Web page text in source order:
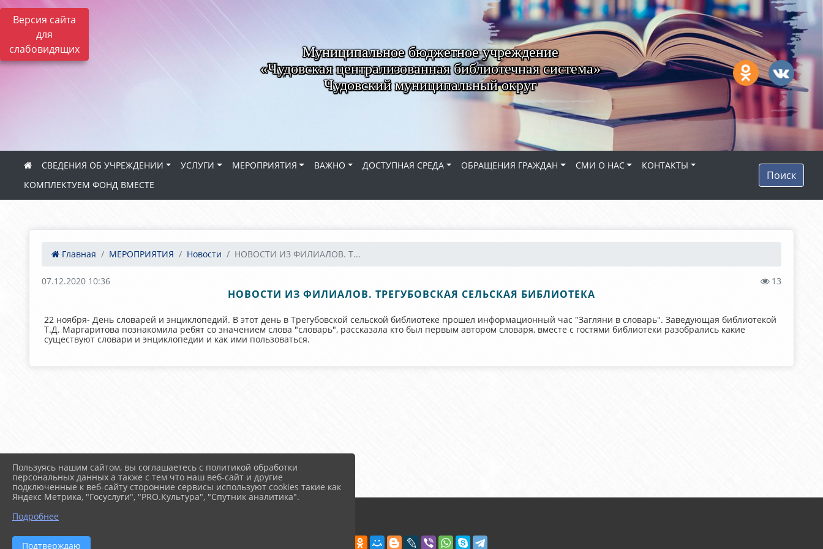
Версия сайта
для
слабовидящих
Муниципальное бюджетное учреждение
«Чудовская централизованная библиотечная система»
Чудовский муниципальный округ
СВЕДЕНИЯ ОБ УЧРЕЖДЕНИИ УСЛУГИ МЕРОПРИЯТИЯ ВАЖНО ДОСТУПНАЯ СРЕДА ОБРАЩЕНИЯ ГРАЖДАН СМИ О НАС
КОНТАКТЫ
КОМПЛЕКТУЕМ ФОНД ВМЕСТЕ
Поиск
Главная МЕРОПРИЯТИЯ Новости НОВОСТИ ИЗ ФИЛИАЛОВ. Т...
07.12.2020 10:36 13
НОВОСТИ ИЗ ФИЛИАЛОВ. ТРЕГУБОВСКАЯ СЕЛЬСКАЯ БИБЛИОТЕКА
22 ноября- День словарей и энциклопедий. В этот день в Трегубовской сельской библиотеке прошел информационный час "Загляни в словарь". Заведующая библиотекой
Т.Д. Маргаритова познакомила ребят со значением слова "словарь", рассказала кто был первым автором словаря, вместе с гостями библиотеки разобрались какие
существуют словари и энциклопедии и как ими пользоваться.
Пользуясь нашим сайтом, вы соглашаетесь с политикой обработки
персональных данных а также с тем что наш веб-сайт и другие
подключенные к веб-сайту сторонние сервисы используют cookies такие как
Яндекс Метрика, "Госуслуги", "PRO.Культура", "Спутник аналитика".
Подробнее
Подтверждаю